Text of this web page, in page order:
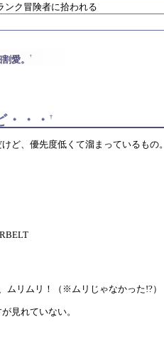
ンク冒険者に拾われる
愛。 †
・・ †
ど、優先度低くて溜まっているもの。
ムリムリ！（※ムリじゃなかった!?）
見れていない。